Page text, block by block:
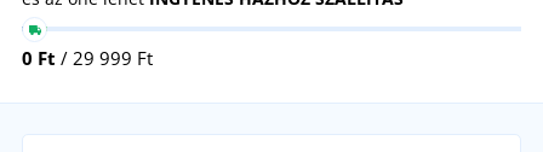
0 Ft / 29 999 Ft